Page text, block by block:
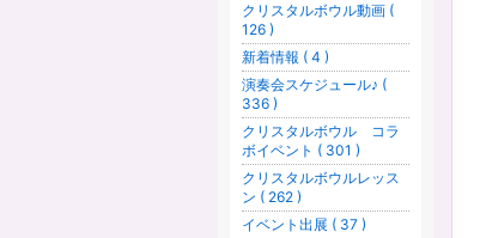
クリスタルボウル動画 (
126 )
新着情報 ( 4 )
演奏会スケジュール♪ (
336 )
クリスタルボウル コラ
ボイベント ( 301 )
クリスタルボウルレッス
ン ( 262 )
イベント出展 ( 37 )